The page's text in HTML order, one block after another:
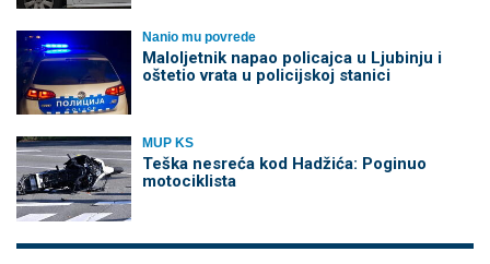
Nanio mu povrede
Maloljetnik napao policajca u Ljubinju i
oštetio vrata u policijskoj stanici
MUP KS
Teška nesreća kod Hadžića: Poginuo
motociklista